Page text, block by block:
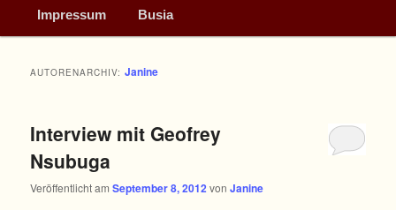
Impressum Busia
AUTORENARCHIV:Janine
Interview mit Geofrey
Nsubuga
Veröffentlicht amSeptember 8, 2012vonJanine